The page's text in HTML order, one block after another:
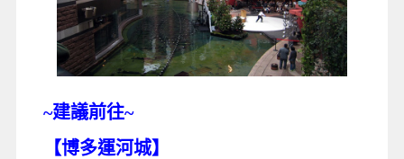
~建議前往~
【博多運河城】